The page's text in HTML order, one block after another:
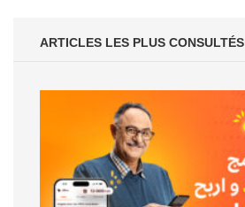
ARTICLES LES PLUS CONSULTÉS